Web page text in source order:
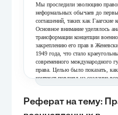
Мы проследили эволюцию
неформальных обычаев до
соглашений, таких как Гаагские
Основное внимание уделялось
трансформации концепции
закреплению его прав в
1949 года, что стало
современного международного
права. Целью было показать,
контекст повлиял на создание
системы защиты, подчеркивая
конфликтах.
Реферат на тему: